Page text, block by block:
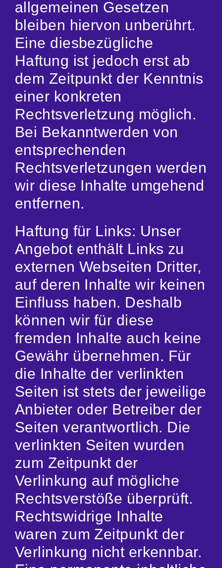
allgemeinen Gesetzen
bleiben hiervon unberührt.
Eine diesbezügliche
Haftung ist jedoch erst ab
dem Zeitpunkt der Kenntnis
einer konkreten
Rechtsverletzung möglich.
Bei Bekanntwerden von
entsprechenden
Rechtsverletzungen werden
wir diese Inhalte umgehend
entfernen.
Haftung für Links: Unser
Angebot enthält Links zu
externen Webseiten Dritter,
auf deren Inhalte wir keinen
Einfluss haben. Deshalb
können wir für diese
fremden Inhalte auch keine
Gewähr übernehmen. Für
die Inhalte der verlinkten
Seiten ist stets der jeweilige
Anbieter oder Betreiber der
Seiten verantwortlich. Die
verlinkten Seiten wurden
zum Zeitpunkt der
Verlinkung auf mögliche
Rechtsverstöße überprüft.
Rechtswidrige Inhalte
waren zum Zeitpunkt der
Verlinkung nicht erkennbar.